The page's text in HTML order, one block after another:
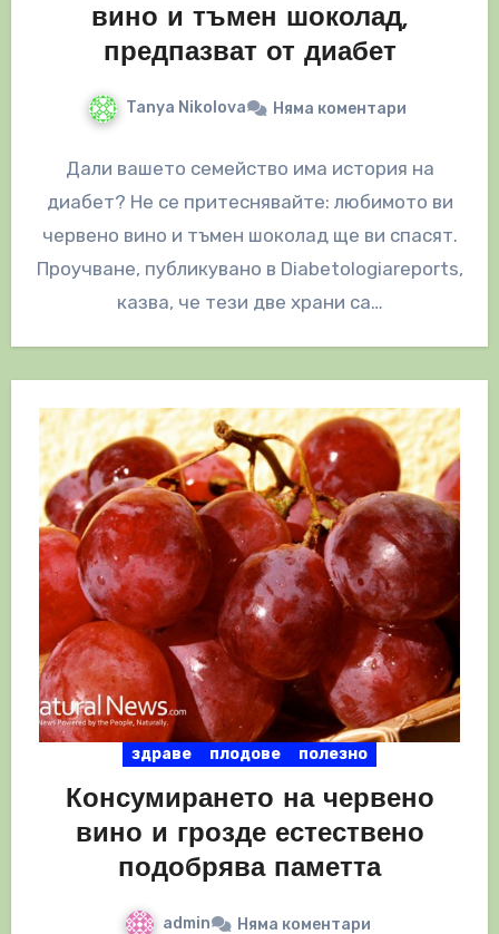
вино и тъмен шоколад,
предпазват от диабет
Tanya Nikolova Няма коментари
Дали вашето семейство има история на
диабет? Не се притеснявайте: любимото ви
червено вино и тъмен шоколад ще ви спасят.
Проучване, публикувано в Diabetologiareports,
казва, че тези две храни са…
здраве плодове полезно
Консумирането на червено
вино и грозде естествено
подобрява паметта
admin Няма коментари